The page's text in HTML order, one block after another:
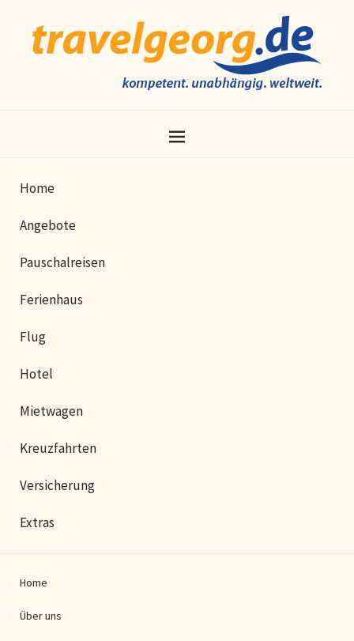
Home
Angebote
Pauschalreisen
Ferienhaus
Flug
Hotel
Mietwagen
Kreuzfahrten
Versicherung
Extras
Home
Über uns